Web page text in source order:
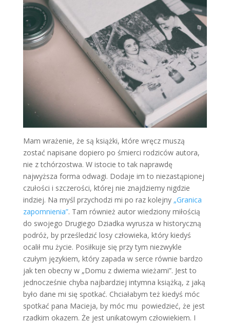
Mam wrażenie, że są książki, które wręcz muszą
zostać napisane dopiero po śmierci rodziców autora,
nie z tchórzostwa. W istocie to tak naprawdę
najwyższa forma odwagi. Dodaje im to niezastąpionej
czułości i szczerości, której nie znajdziemy nigdzie
indziej. Na myśl przychodzi mi po raz kolejny „Granica
zapomnienia”. Tam również autor wiedziony miłością
do swojego Drugiego Dziadka wyrusza w historyczną
podróż, by prześledzić losy człowieka, który kiedyś
ocalił mu życie. Posiłkuje się przy tym niezwykle
czułym językiem, który zapada w serce równie bardzo
jak ten obecny w „Domu z dwiema wieżami”. Jest to
jednocześnie chyba najbardziej intymna książką, z jaką
było dane mi się spotkać. Chciałabym też kiedyś móc
spotkać pana Macieja, by móc mu powiedzieć, że jest
rzadkim okazem. Że jest unikatowym człowiekiem. I